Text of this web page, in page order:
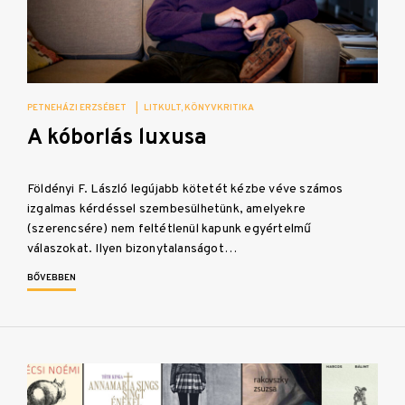
PETNEHÁZI ERZSÉBET LITKULT KÖNYVKRITIKA
A kóborlás luxusa
Földényi F. László legújabb kötetét kézbe véve számos
izgalmas kérdéssel szembesülhetünk, amelyekre
(szerencsére) nem feltétlenül kapunk egyértelmű
válaszokat. Ilyen bizonytalanságot…
BŐVEBBEN